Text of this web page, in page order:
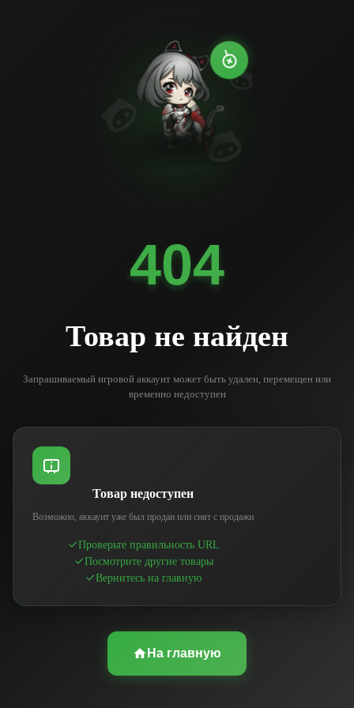
404
Товар не найден
Запрашиваемый игровой аккаунт может быть удален, перемещен или
временно недоступен
Товар недоступен
Возможно, аккаунт уже был продан или снят с продажи
Проверьте правильность URL
Посмотрите другие товары
Вернитесь на главную
На главную